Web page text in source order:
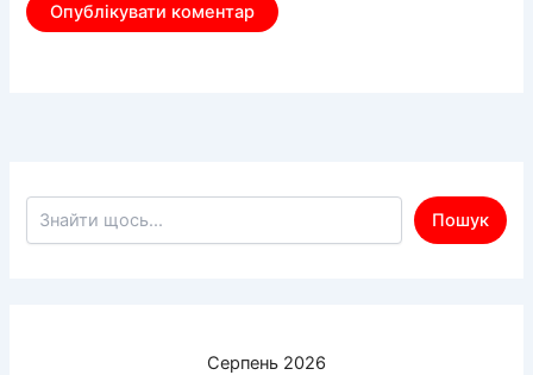
Пошук по сайту
Пошук
Серпень 2026